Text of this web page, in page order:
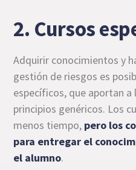
2. Cursos
Adquirir conocimientos y
gestión de riesgos es
específicos, que aportan
principios genéricos. Los
menos tiempo, pero los
para entregar el
el alumno.